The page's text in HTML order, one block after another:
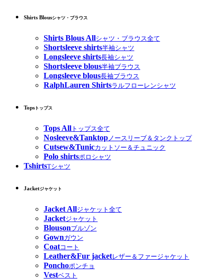
Shirts Blousシャツ・ブラウス
Shirts Blous Allシャツ・ブラウス全て
Shortsleeve shirts半袖シャツ
Longsleeve shirts長袖シャツ
Shortsleeve blous半袖ブラウス
Longsleeve blous長袖ブラウス
RalphLauren Shirtsラルフローレンシャツ
Tops トップス
Tops All トップス全て
Nosleeve&Tanktopノースリーブ＆タンクトップ
Cutsew&Tunicカットソー＆チュニック
Polo shirtsポロシャツ
TshirtsTシャツ
Jacketジャケット
Jacket Allジャケット全て
Jacketジャケット
Blousonブルゾン
Gownガウン
Coatコート
Leather&Fur jacketレザー＆ファージャケット
Ponchoポンチョ
Vestベスト